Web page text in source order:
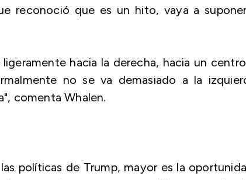
reconoció que es un hito, vaya a
hacia la derecha, hacia un
no se va demasiado a la
comenta Whalen.
políticas de Trump, mayor es la